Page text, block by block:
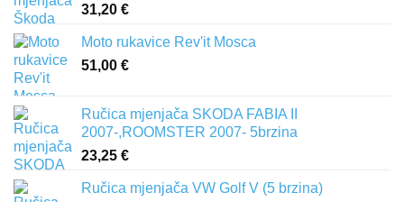
31,20 €
Moto rukavice Rev'it Mosca
51,00 €
Ručica mjenjača SKODA FABIA II
2007-,ROOMSTER 2007- 5brzina
23,25 €
Ručica mjenjača VW Golf V (5 brzina)